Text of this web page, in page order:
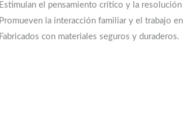
Estimulan el pensamiento crítico y la
Promueven la interacción familiar y el trabajo
Fabricados con materiales seguros y duraderos.